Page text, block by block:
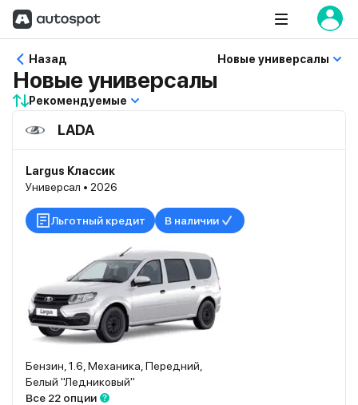
Назад Новые универсалы
Новые универсалы
Рекомендуемые
LADA
Largus Классик
Универсал • 2026
Льготный кредит В наличии
Бензин, 1.6, Механика, Передний,
Белый "Ледниковый"
Все 22 опции